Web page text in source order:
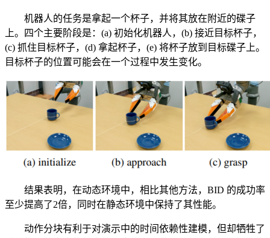
机器人的任务是拿起一个杯子，并将其放在附近的碟子
上。四个主要阶段是：(a) 初始化机器人，(b) 接近目标杯子，
(c) 抓住目标杯子，(d) 拿起杯子，(e) 将杯子放到目标碟子上。
目标杯子的位置可能会在一个过程中发生变化。
结果表明，在动态环境中，相比其他方法，BID 的成功率
至少提高了2倍，同时在静态环境中保持了其性能。
动作分块有利于对演示中的时间依赖性建模，但却牺牲了